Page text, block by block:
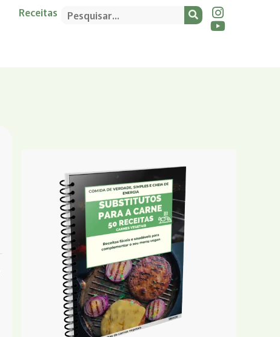
Receitas